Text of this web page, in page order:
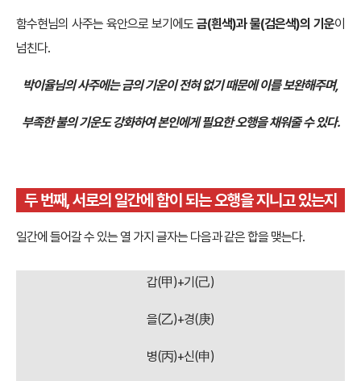
함수현님의 사주는 육안으로 보기에도 금(흰색)과 물(검은색)의 기운이
넘친다.
박이율님의 사주에는 금의 기운이 전혀 없기 때문에 이를 보완해주며,
부족한 불의 기운도 강화하여 본인에게 필요한 오행을 채워줄 수 있다.
두 번째, 서로의 일간에 합이 되는 오행을 지니고 있는지
일간에 들어갈 수 있는 열 가지 글자는 다음과 같은 합을 맺는다.
갑(甲)+기(己)
을(乙)+경(庚)
병(丙)+신(申)